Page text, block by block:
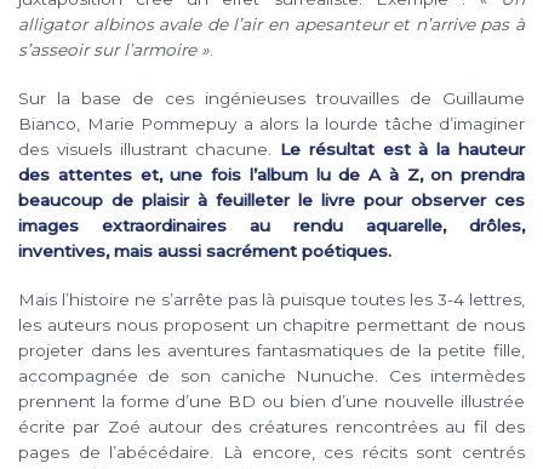
alligator albinos avale de l’air en apesanteur et n’arrive pas à
s’asseoir sur l’armoire »
Sur la base de ces ingénieuses trouvailles de Guillaume
Bianco, Marie Pommepuy a alors la lourde tâche d’imaginer
des visuels illustrant chacune. Le résultat est à la hauteur
des attentes et, une fois l’album lu de A à Z, on prendra
beaucoup de plaisir à feuilleter le livre pour observer ces
images extraordinaires au rendu aquarelle, drôles,
inventives, mais aussi sacrément poétiques.
Mais l’histoire ne s’arrête pas là puisque toutes les 3-4 lettres,
les auteurs nous proposent un chapitre permettant de nous
projeter dans les aventures fantasmatiques de la petite fille,
accompagnée de son caniche Nunuche. Ces intermèdes
prennent la forme d’une BD ou bien d’une nouvelle illustrée
écrite par Zoé autour des créatures rencontrées au fil des
pages de l’abécédaire. Là encore, ces récits sont centrés